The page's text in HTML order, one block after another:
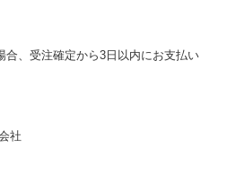
合、受注確定から3日以内にお支払い
社